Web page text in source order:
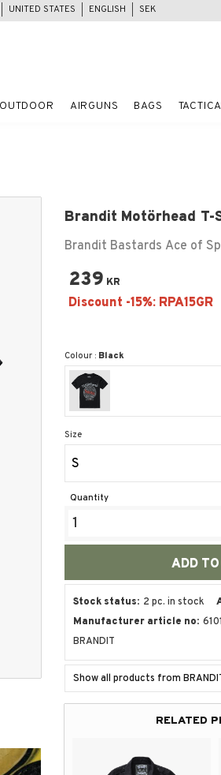
UNITED STATES ENGLISH SEK
AIRGUNS BAGS
Brandit Motörhead T-
Brandit Bastards Ace of
239 KR
Colour : Black
Size
S
Quantity
Stock status 2 pc. in stock
Manufacturer article no
BRANDIT
Show all products from
RELATED